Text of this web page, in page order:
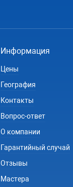
Информация
Цены
География
Контакты
Вопрос-ответ
О компании
Гарантийный случай
Отзывы
Мастера